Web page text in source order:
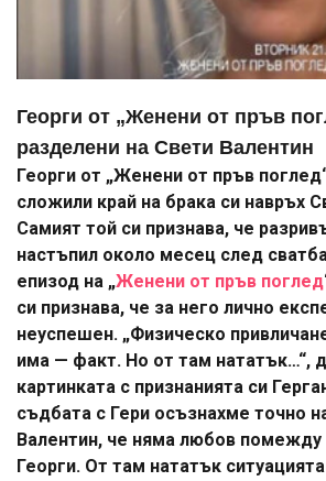
Георги от „Женени от пръв
разделени на Свети Валентин
Георги от „Женени от пръв
сложили край на брака си навръх
Самият той си признава, че
настъпил около месец след
епизод на „Женени от пръв поглед
си признава, че за него лично
неуспешен. „Физическо
има — факт. Но от там нататък…“,
картинката с признанията си
съдбата с Гери осъзнахме точно
Валентин, че няма любов помежду
Георги. От там нататък